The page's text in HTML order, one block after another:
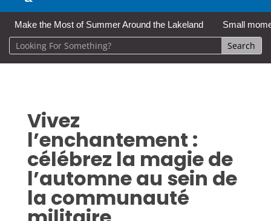
Make the Most of Summer Around the Lakeland Small
Vivez
l’enchantement :
célébrez la magie de
l’automne au sein de
la communauté